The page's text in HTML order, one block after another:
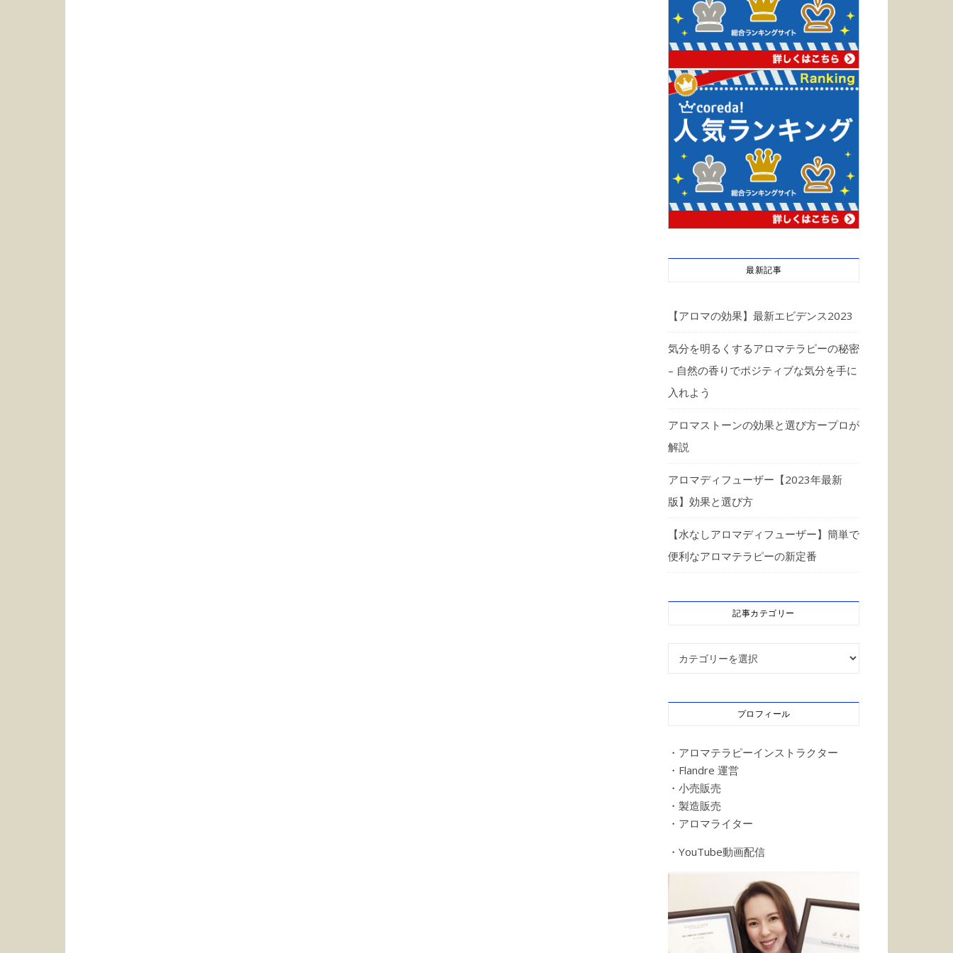
最新記事
【アロマの効果】最新エビデンス2023
気分を明るくするアロマテラピーの秘密
– 自然の香りでポジティブな気分を手に
入れよう
アロマストーンの効果と選び方ープロが
解説
アロマディフューザー【2023年最新
版】効果と選び方
【水なしアロマディフューザー】簡単で
便利なアロマテラピーの新定番
記事カテゴリー
記事カテゴリー
プロフィール
・アロマテラピーインストラクター
・Flandre 運営
・小売販売
・製造販売
・アロマライター
・YouTube動画配信